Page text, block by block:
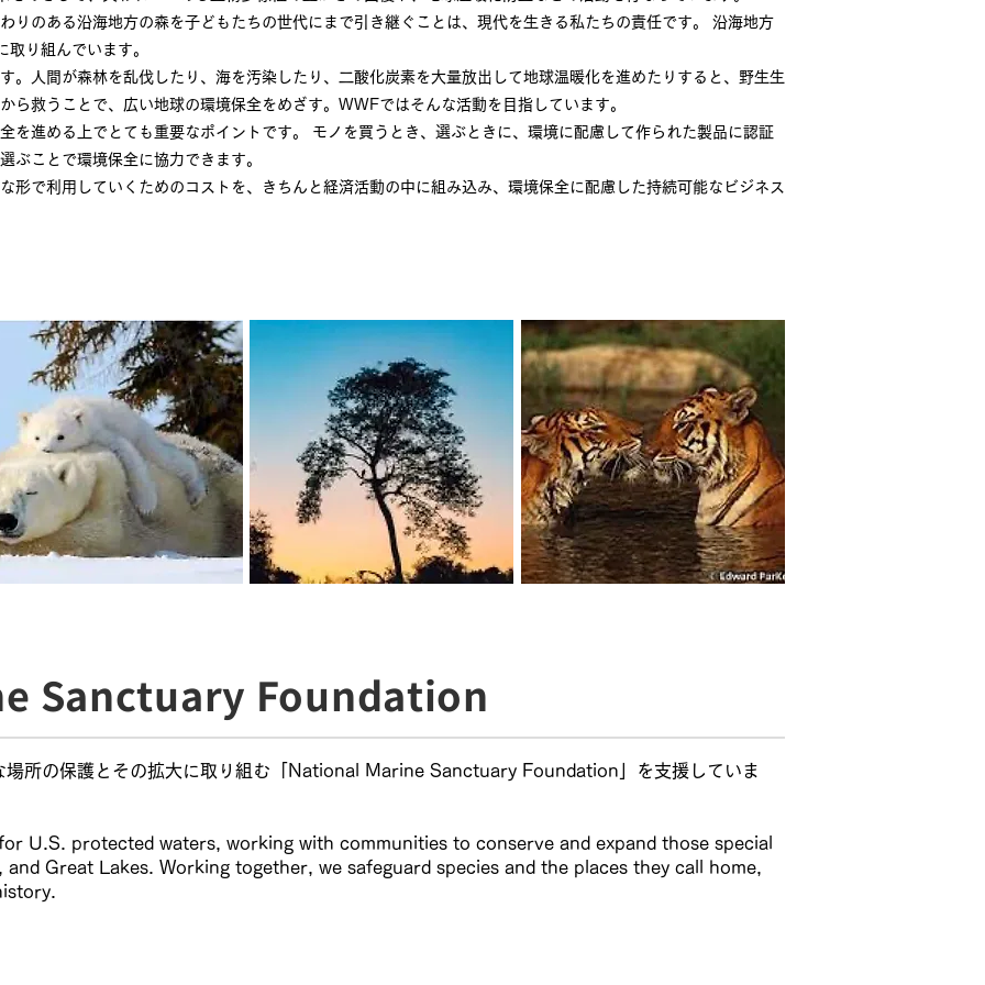
りのある沿海地方の森を子どもたちの世代にまで引き継ぐことは、現代を生きる私たちの責任です。 沿海地方
り組んでいます。
。人間が森林を乱伐したり、海を汚染したり、二酸化炭素を大量放出して地球温暖化を進めたりすると、野生生
ら救うことで、広い地球の環境保全をめざす。WWFではそんな活動を目指しています。
を進める上でとても重要なポイントです。 モノを買うとき、選ぶときに、環境に配慮して作られた製品に認証
ぶことで環境保全に協力できます。
形で利用していくためのコストを、きちんと経済活動の中に組み込み、環境保全に配慮した持続可能なビジネス
Sanctuary Foundation
場所の保護とその拡大に取り組む「National Marine Sanctuary Foundation」を支援していま
U.S. protected waters, working with communities to conserve and expand those special
Great Lakes. Working together, we safeguard species and the places they call home,